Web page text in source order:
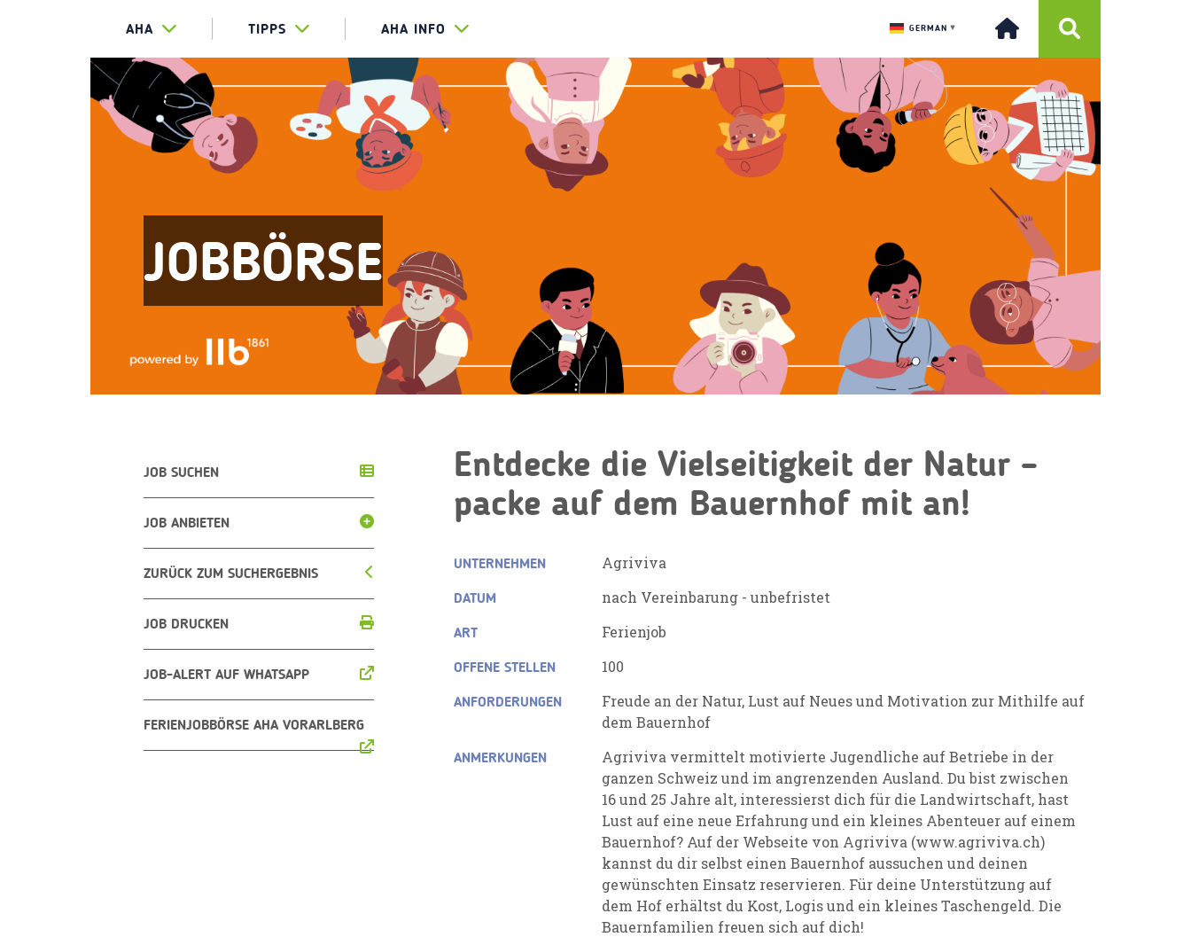
AHA TIPPS AHA INFO GERMAN ▼
JOBBÖRSE
JOB SUCHEN
JOB ANBIETEN
ZURÜCK ZUM SUCHERGEBNIS
JOB DRUCKEN
JOB-ALERT AUF WHATSAPP
FERIENJOBBÖRSE AHA VORARLBERG
Entdecke die Vielseitigkeit der Natur –
packe auf dem Bauernhof mit an!
UNTERNEHMEN Agriviva
DATUM nach Vereinbarung - unbefristet
ART Ferienjob
OFFENE STELLEN 100
ANFORDERUNGEN
Freude an der Natur, Lust auf Neues und Motivation zur Mithilfe auf
dem Bauernhof
ANMERKUNGEN
Agriviva vermittelt motivierte Jugendliche auf Betriebe in der
ganzen Schweiz und im angrenzenden Ausland. Du bist zwischen
16 und 25 Jahre alt, interessierst dich für die Landwirtschaft, hast
Lust auf eine neue Erfahrung und ein kleines Abenteuer auf einem
Bauernhof? Auf der Webseite von Agriviva (www.agriviva.ch)
kannst du dir selbst einen Bauernhof aussuchen und deinen
gewünschten Einsatz reservieren. Für deine Unterstützung auf
dem Hof erhältst du Kost, Logis und ein kleines Taschengeld. Die
Bauernfamilien freuen sich auf dich!